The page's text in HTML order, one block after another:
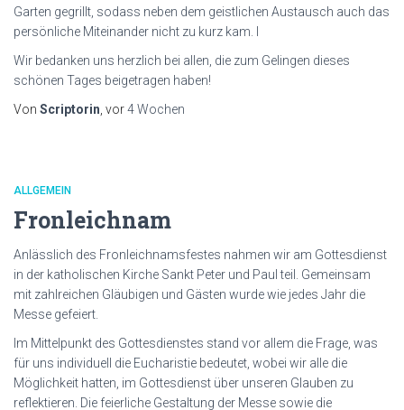
Garten gegrillt, sodass neben dem geistlichen Austausch auch das
persönliche Miteinander nicht zu kurz kam. I
Wir bedanken uns herzlich bei allen, die zum Gelingen dieses
schönen Tages beigetragen haben!
Von Scriptorin , vor4 Wochen
ALLGEMEIN
Fronleichnam
Anlässlich des Fronleichnamsfestes nahmen wir am Gottesdienst
in der katholischen Kirche Sankt Peter und Paul teil. Gemeinsam
mit zahlreichen Gläubigen und Gästen wurde wie jedes Jahr die
Messe gefeiert.
Im Mittelpunkt des Gottesdienstes stand vor allem die Frage, was
für uns individuell die Eucharistie bedeutet, wobei wir alle die
Möglichkeit hatten, im Gottesdienst über unseren Glauben zu
reflektieren. Die feierliche Gestaltung der Messe sowie die